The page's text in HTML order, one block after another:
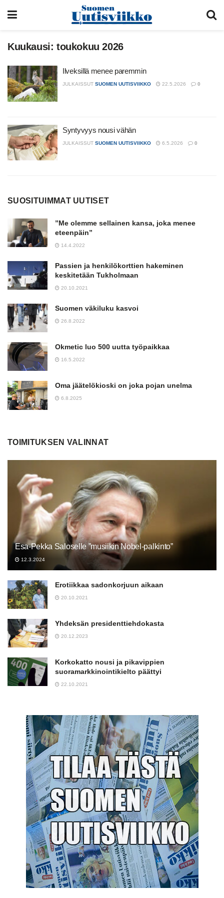
Kuukausi: toukokuu 2026
Ilveksillä menee paremmin
JULKAISSUT SUOMEN UUTISVIIKKO 22.5.2026 0
Syntyvyys nousi vähän
JULKAISSUT SUOMEN UUTISVIIKKO 6.5.2026 0
SUOSITUIMMAT UUTISET
”Me olemme sellainen kansa, joka menee
eteenpäin”
14.4.2022
Passien ja henkilökorttien hakeminen
keskitetään Tukholmaan
20.10.2021
Suomen väkiluku kasvoi
26.8.2022
Okmetic luo 500 uutta työpaikkaa
16.5.2022
Oma jäätelökioski on joka pojan unelma
6.8.2025
TOIMITUKSEN VALINNAT
Esa-Pekka Saloselle ”musiikin Nobel-palkinto”
12.3.2024
Erotiikkaa sadonkorjuun aikaan
20.10.2021
Yhdeksän presidenttiehdokasta
20.12.2023
Korkokatto nousi ja pikavippien
suoramarkkinointikielto päättyi
22.10.2021